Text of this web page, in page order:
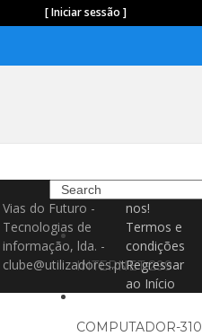
[ Iniciar sessão ]
Search
INTERNET-299
COMPUTADOR-310
Vias do Futuro -
Tecnologias de
informação, lda. -
clube@utilizadores.pt
nos!
Termos e
condições
Regressar
ao Início